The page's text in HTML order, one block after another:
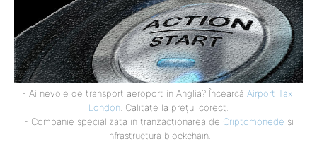
- Ai nevoie de transport aeroport in Anglia? Încearcă Airport Taxi
London . Calitate la prețul corect.
- Companie specializata in tranzactionarea de Criptomonede si
infrastructura blockchain.